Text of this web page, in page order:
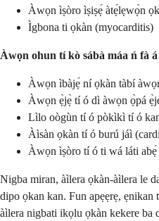
Àwọn ìṣòro ìṣiṣẹ́ àtẹ́lẹwọ̀n
Ìgbona ti ọkàn (myocarditis)
Àwọn ohun tí kò sábà máa ń fà
Àwọn ìbàjẹ́ ní ọkàn tàbí
Àwọn ẹ̀jẹ̀ tí ó dì àwọn ọ̀pá
Lìlo oògùn tí ó pòkìkì tí ó
Àìsàn ọkàn tí ó burú jáì
Àwọn ìṣòro tí ó ti wá láti abẹ́
Nigba miran, àìlera ọkàn-àìlera le
dipo ọkan kan. Fun apẹẹrẹ,
àìlera nigbati ikọlu ọkàn kekere ba